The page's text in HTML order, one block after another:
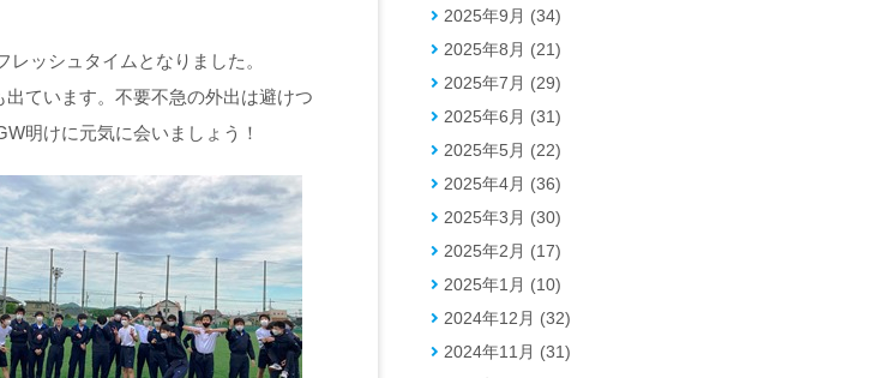
ッシュタイムとなりました。
ています。不要不急の外出は避けつ
明けに元気に会いましょう！
2025年9月 (34)
2025年8月 (21)
2025年7月 (29)
2025年6月 (31)
2025年5月 (22)
2025年4月 (36)
2025年3月 (30)
2025年2月 (17)
2025年1月 (10)
2024年12月 (32)
2024年11月 (31)